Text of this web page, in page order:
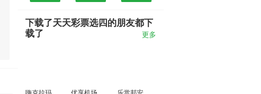
下载了天天彩票选四的朋友都下
载了
更多
嗨克拉玛依APP 优享机场安卓版 乐赏邦安卓版